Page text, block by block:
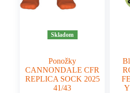
Skladom
Ponožky
CANNONDALE CFR
REPLICA SOCK 2025
41/43